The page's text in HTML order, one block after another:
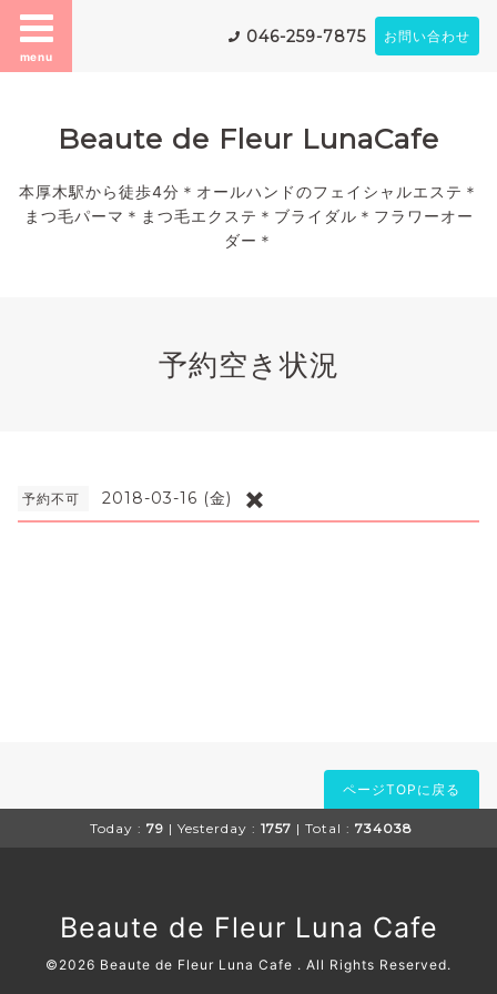
menu
046-259-7875 お問い合わせ
Beaute de Fleur LunaCafe
本厚木駅から徒歩4分＊オールハンドのフェイシャルエステ＊
まつ毛パーマ＊まつ毛エクステ＊ブライダル＊フラワーオー
ダー＊
予約空き状況
予約不可 2018-03-16 (金) ✖️
ページTOPに戻る
Today : 79 | Yesterday : 1757 | Total : 734038
Beaute de Fleur Luna Cafe
©2026 Beaute de Fleur Luna Cafe . All Rights Reserved.